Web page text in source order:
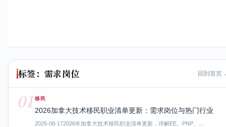
标签：需求岗位 回到首页
01 移民
2026加拿大技术移民职业清单更新：需求岗位与热门行业
2025-08-172026年加拿大技术移民职业清单更新，详解EE、PNP、…